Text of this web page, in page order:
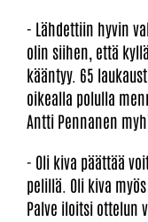
- Lähdettiin hyvin
olin siihen, että
kääntyy. 65
oikealla polulla
Antti Pennanen
- Oli kiva päättää
pelillä. Oli kiva
Palve iloitsi ottelun